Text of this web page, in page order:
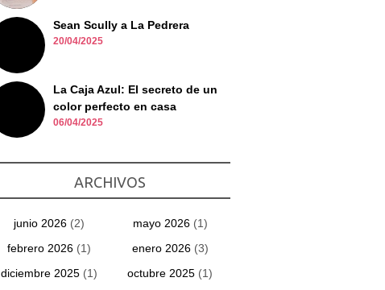
Sean Scully a La Pedrera
20/04/2025
La Caja Azul: El secreto de un
color perfecto en casa
06/04/2025
ARCHIVOS
junio 2026 (2) mayo 2026(1)
febrero 2026 (1) enero 2026(3)
diciembre 2025 (1) octubre 2025 (1)